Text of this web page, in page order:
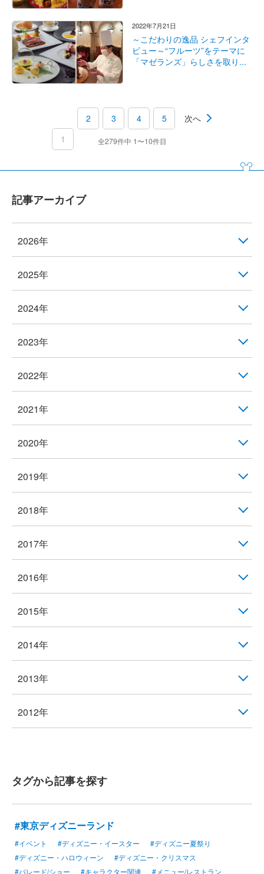
2022年7月21日
～こだわりの逸品 シェフインタ
ビュー～“フルーツ”をテーマに
「マゼランズ」らしさを取り...
1
2 3 4 5 次へ
全279件中 1〜10件目
記事アーカイブ
2026年
2025年
2024年
2023年
2022年
2021年
2020年
2019年
2018年
2017年
2016年
2015年
2014年
2013年
2012年
タグから記事を探す
#東京ディズニーランド
#イベント #ディズニー・イースター
#ディズニー夏祭り
#ディズニー・ハロウィーン
#ディズニー・クリスマス
#パレード/ショー
#キャラクター関連
#メニュー/レストラン